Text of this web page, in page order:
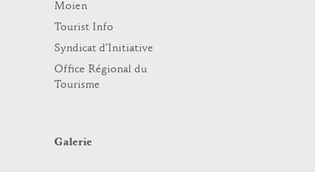
Moien
Tourist Info
Syndicat d’Initiative
Office Régional du
Tourisme
Galerie